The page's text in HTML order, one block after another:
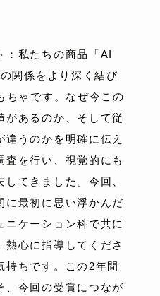
：私たちの商品「AI
関係をより深く結び
ちゃです。なぜ今この
があるのか、そして従
うのかを明確に伝え
査を行い、視覚的にも
てきました。今回、
に最初に思い浮かんだ
ニケーション科で共に
心に指導してくださ
持ちです。この2年間
、今回の受賞につなが